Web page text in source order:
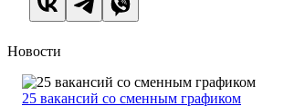
Новости
25 вакансий со сменным графиком